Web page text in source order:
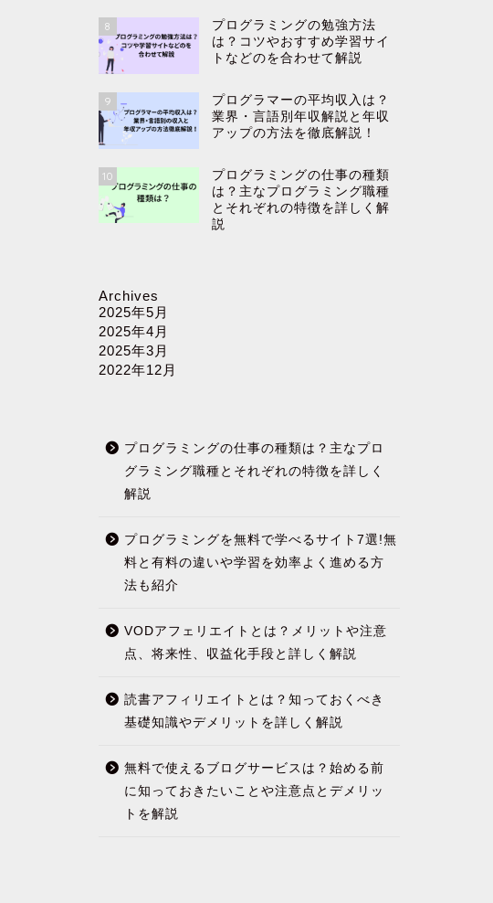
ブログ
て解説
アフィリエイトの収入は？収入方法
や注意点、ポイントを合わせて徹底
2025年4月22日
8
プログラミングの勉強方法
は？コツやおすすめ学習サイ
トなどのを合わせて解説
9
プログラマーの平均収入は？
業界・言語別年収解説と年収
アップの方法を徹底解説！
10
プログラミングの仕事の種類
は？主なプログラミング職種
とそれぞれの特徴を詳しく解
説
Archives
2025年5月
2025年4月
2025年3月
2022年12月
プログラミングの仕事の種類は？主なプロ
グラミング職種とそれぞれの特徴を詳しく
解説
プログラミングを無料で学べるサイト7選!無
料と有料の違いや学習を効率よく進める方
法も紹介
VODアフェリエイトとは？メリットや注意
点、将来性、収益化手段と詳しく解説
読書アフィリエイトとは？知っておくべき
基礎知識やデメリットを詳しく解説
無料で使えるブログサービスは？始める前
に知っておきたいことや注意点とデメリッ
トを解説